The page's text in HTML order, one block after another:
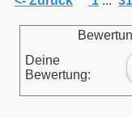
Deine
Bewertung: